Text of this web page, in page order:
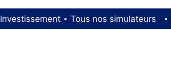
Investissement Tous nos simulateurs